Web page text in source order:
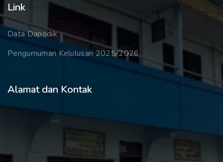
Link
Data Dapodik
Pengumuman Kelulusan 2025/2026
Alamat dan Kontak